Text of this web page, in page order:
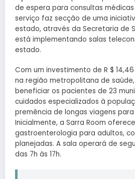
de espera para consultas
serviço faz secção de uma
estado, através da Secretaria de
está implementando salas
estado.
Com um investimento de R $
na região metropolitana de
beneficiar os pacientes de 23
cuidados especializados à
premência de longas viagens
Inicialmente, a Sarra Room
gastroenterologia para adultos,
planejadas. A sala operará de
das 7h às 17h.